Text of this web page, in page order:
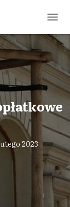
R
Z
Ł
Ą
C
A
W
G
A
C
J
Ę
2023